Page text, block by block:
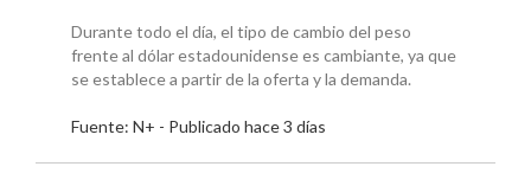
Durante todo el día, el tipo de cambio del peso
frente al dólar estadounidense es cambiante, ya que
se establece a partir de la oferta y la demanda.
Fuente: N+ - Publicado hace 3 días